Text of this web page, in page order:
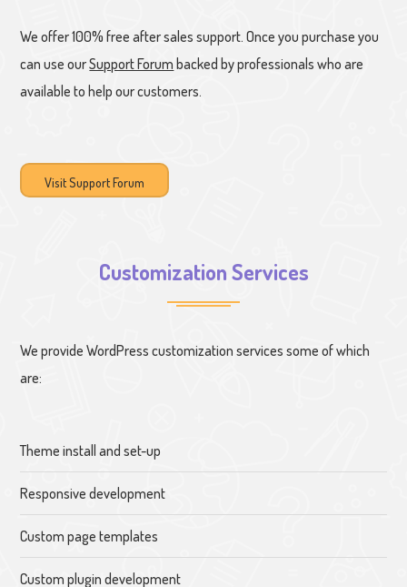
We offer 100% free after sales support. Once you purchase you
can use ourSupport Forum backed by professionals who are
available to help our customers.
Visit Support Forum
Customization Services
We provide WordPress customization services some of which
are:
Theme install and set-up
Responsive development
Custom page templates
Custom plugin development